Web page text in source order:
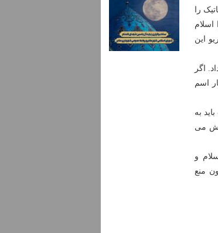
را
این
اگر
اسم
به
می
و
منع